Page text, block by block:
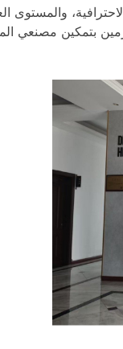
والمستوى
بتمكين مصنعي